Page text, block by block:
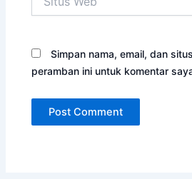
Web
Simpan nama, email, dan
peramban ini untuk komentar